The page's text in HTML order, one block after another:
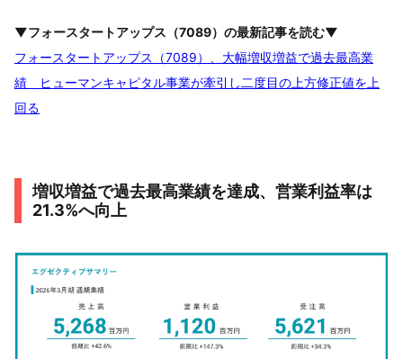
▼フォースタートアップス（7089）の最新記事を読む▼
フォースタートアップス（7089）、大幅増収増益で過去最高業
績 ヒューマンキャピタル事業が牽引し二度目の上方修正値を上
回る
増収増益で過去最高業績を達成、営業利益率は
21.3%へ向上